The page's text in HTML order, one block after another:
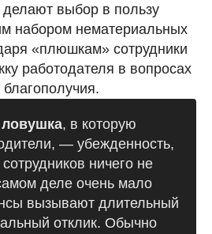
выбор в пользу
набором нематериальных
«плюшкам» сотрудники
работодателя в вопросах
, в которую
— убежденность,
ничего не
деле очень мало
вызывают длительный
отклик. Обычно